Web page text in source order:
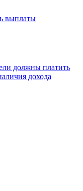
выплаты
должны платить
дохода